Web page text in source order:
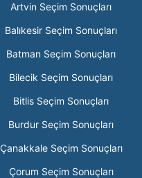
Artvin Seçim Sonuçları
Balıkesir Seçim Sonuçları
Batman Seçim Sonuçları
Bilecik Seçim Sonuçları
Bitlis Seçim Sonuçları
Burdur Seçim Sonuçları
Çanakkale Seçim Sonuçları
Çorum Seçim Sonuçları